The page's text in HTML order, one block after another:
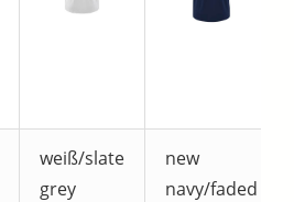
weiß/slate
grey
new
navy/faded